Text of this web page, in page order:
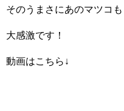
そのうまさにあのマツコも
大感激です！
動画はこちら↓